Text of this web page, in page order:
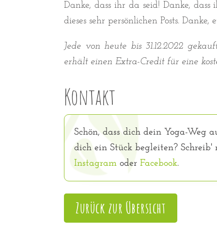
Danke, dass ihr da seid! Danke,
dieses sehr persönlichen Posts.
Jede von heute bis 31.12.2022
erhält einen Extra-Credit für eine
Kontakt
Schön, dass dich dein Yoga-Weg
dich ein Stück begleiten?
Instagram oder Facebook.
Zurück zur Übersicht